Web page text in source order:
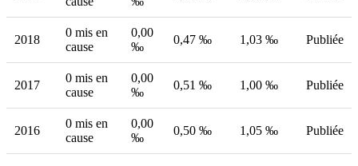
2018
0 mis en
cause
0,00
‰
0,47 ‰ 1,03 ‰ Publiée
2017
0 mis en
cause
0,00
‰
0,51 ‰ 1,00 ‰ Publiée
2016
0 mis en
cause
0,00
‰
0,50 ‰ 1,05 ‰ Publiée